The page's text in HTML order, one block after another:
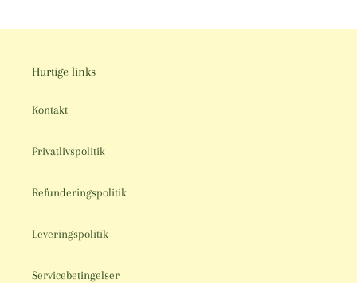
Hurtige links
Kontakt
Privatlivspolitik
Refunderingspolitik
Leveringspolitik
Servicebetingelser